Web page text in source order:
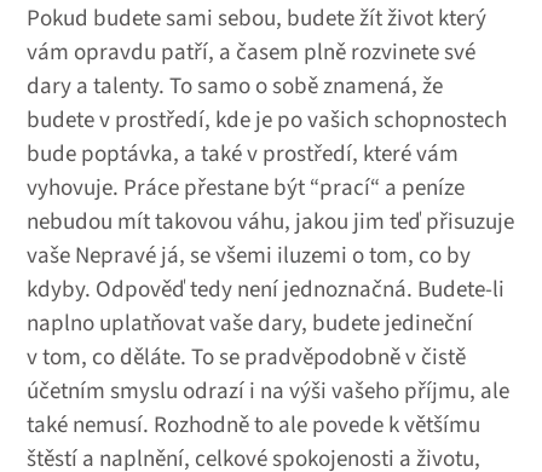
Pokud budete sami sebou, budete žít život který
vám opravdu patří, a časem plně rozvinete své
dary a talenty. To samo o sobě znamená, že
budete v prostředí, kde je po vašich schopnostech
bude poptávka, a také v prostředí, které vám
vyhovuje. Práce přestane být “prací“ a peníze
nebudou mít takovou váhu, jakou jim teď přisuzuje
vaše Nepravé já, se všemi iluzemi o tom, co by
kdyby. Odpověď tedy není jednoznačná. Budete-li
naplno uplatňovat vaše dary, budete jedineční
v tom, co děláte. To se pradvěpodobně v čistě
účetním smyslu odrazí i na výši vašeho příjmu, ale
také nemusí. Rozhodně to ale povede k většímu
štěstí a naplnění, celkové spokojenosti a životu,